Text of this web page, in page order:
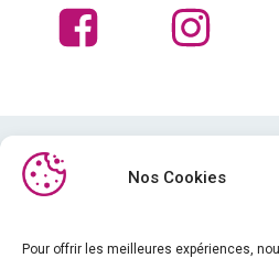
Nos Cookies
Pour offrir les meilleures expériences,